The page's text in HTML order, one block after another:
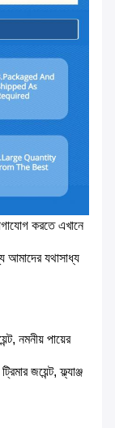
করতে এখানে
আমাদের যথাসাধ্য
নমনীয় পায়ের
জয়েন্ট, ফ্ল্যাঞ্জ